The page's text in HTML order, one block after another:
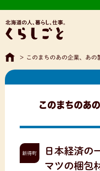
> このまちのあの企業、あの
このまちのあ
新得町
日本経済の
マツの梱包